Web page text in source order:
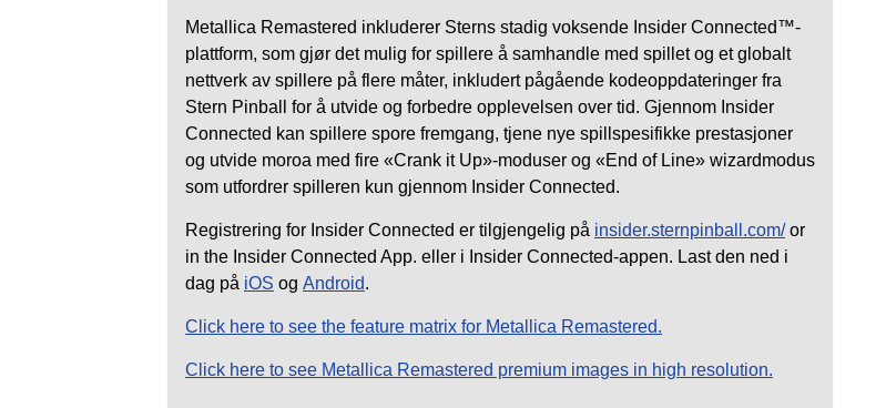
Metallica Remastered inkluderer Sterns stadig voksende Insider Connected™-
plattform, som gjør det mulig for spillere å samhandle med spillet og et globalt
nettverk av spillere på flere måter, inkludert pågående kodeoppdateringer fra
Stern Pinball for å utvide og forbedre opplevelsen over tid. Gjennom Insider
Connected kan spillere spore fremgang, tjene nye spillspesifikke prestasjoner
og utvide moroa med fire «Crank it Up»-moduser og «End of Line» wizardmodus
som utfordrer spilleren kun gjennom Insider Connected.
Registrering for Insider Connected er tilgjengelig på insider.sternpinball.com/or
in the Insider Connected App. eller i Insider Connected-appen. Last den ned i
dag på iOS og Android.
Click here to see the feature matrix for Metallica Remastered.
Click here to see Metallica Remastered premium images in high resolution.